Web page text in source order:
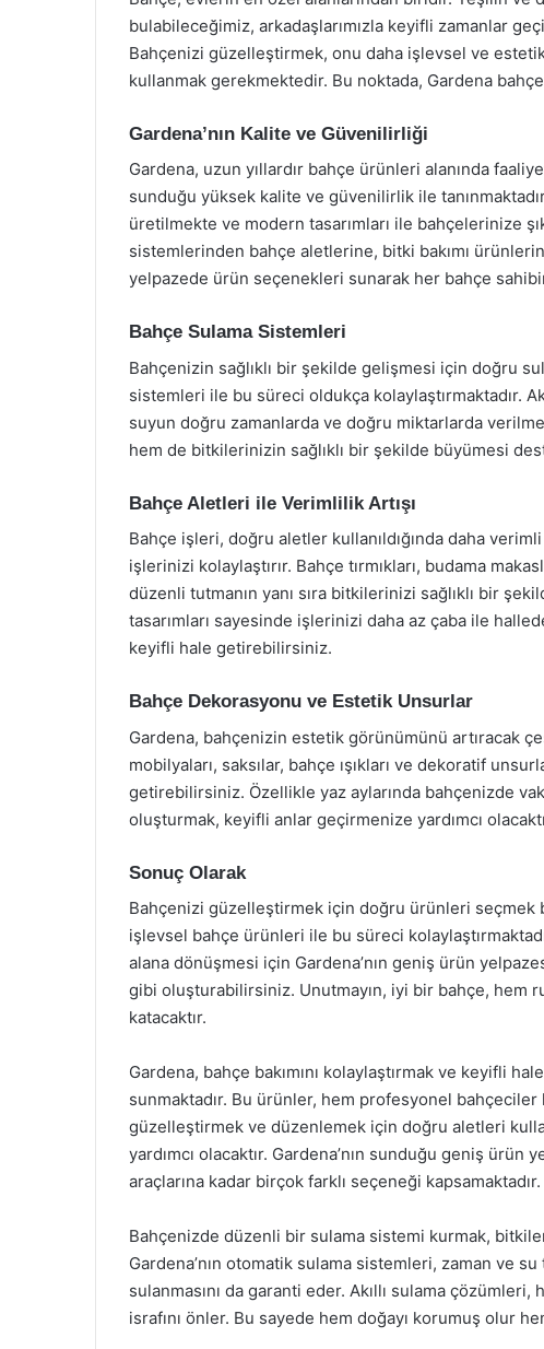
bulabileceğimiz, arkadaşlarımızla keyifli zamanlar
Bahçenizi güzelleştirmek, onu daha işlevsel ve
kullanmak gerekmektedir. Bu noktada, Gardena
Gardena’nın Kalite ve Güvenilirliği
Gardena, uzun yıllardır bahçe ürünleri alanında
sunduğu yüksek kalite ve güvenilirlik ile
üretilmekte ve modern tasarımları ile bahçelerinize
sistemlerinden bahçe aletlerine, bitki bakımı
yelpazede ürün seçenekleri sunarak her bahçe
Bahçe Sulama Sistemleri
Bahçenizin sağlıklı bir şekilde gelişmesi için doğru
sistemleri ile bu süreci oldukça kolaylaştırmaktadır.
suyun doğru zamanlarda ve doğru miktarlarda
hem de bitkilerinizin sağlıklı bir şekilde büyümesi
Bahçe Aletleri ile Verimlilik Artışı
Bahçe işleri, doğru aletler kullanıldığında daha
işlerinizi kolaylaştırır. Bahçe tırmıkları, budama
düzenli tutmanın yanı sıra bitkilerinizi sağlıklı bir
tasarımları sayesinde işlerinizi daha az çaba ile
keyifli hale getirebilirsiniz.
Bahçe Dekorasyonu ve Estetik Unsurlar
Gardena, bahçenizin estetik görünümünü artıracak
mobilyaları, saksılar, bahçe ışıkları ve dekoratif
getirebilirsiniz. Özellikle yaz aylarında bahçenizde
oluşturmak, keyifli anlar geçirmenize yardımcı
Sonuç Olarak
Bahçenizi güzelleştirmek için doğru ürünleri seçmek
işlevsel bahçe ürünleri ile bu süreci
alana dönüşmesi için Gardena’nın geniş ürün
gibi oluşturabilirsiniz. Unutmayın, iyi bir bahçe, hem
katacaktır.
Gardena, bahçe bakımını kolaylaştırmak ve keyifli
sunmaktadır. Bu ürünler, hem profesyonel
güzelleştirmek ve düzenlemek için doğru aletleri
yardımcı olacaktır. Gardena’nın sunduğu geniş
araçlarına kadar birçok farklı seçeneği kapsamaktadır.
Bahçenizde düzenli bir sulama sistemi kurmak,
Gardena’nın otomatik sulama sistemleri, zaman ve
sulanmasını da garanti eder. Akıllı sulama
israfını önler. Bu sayede hem doğayı korumuş olur